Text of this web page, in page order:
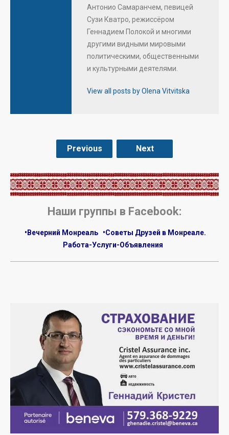
Антонио Самаранчем, певицей
Сузи Кватро, режиссёром
Геннадием Полокой и многими
другими видными мировыми
политическими, общественными
и культурными деятелями.
View all posts by Olena Vitvitska
Previous Next
.
Наши группы в Facebook:
•Вечерний Монреаль
•Советы Друзей в Монреале.
Работа-Услуги-Объявления